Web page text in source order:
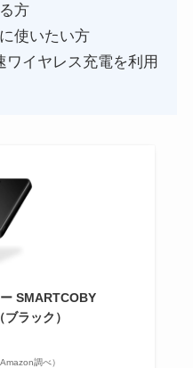
方
使いたい方
イヤレス充電を利用
SMARTCOBY
ラック）
調べ）